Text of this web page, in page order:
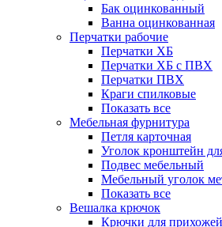
Бак оцинкованный
Ванна оцинкованная
Перчатки рабочие
Перчатки ХБ
Перчатки ХБ с ПВХ
Перчатки ПВХ
Краги спилковые
Показать все
Мебельная фурнитура
Петля карточная
Уголок кронштейн
Подвес мебельный
Мебельный уголок
Показать все
Вешалка крючок
Крючки для прихожей